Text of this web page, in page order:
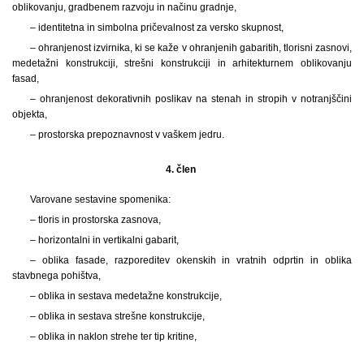
oblikovanju, gradbenem razvoju in načinu gradnje,
– identitetna in simbolna pričevalnost za versko skupnost,
– ohranjenost izvirnika, ki se kaže v ohranjenih gabaritih, tlorisni zasnovi,
medetažni konstrukciji, strešni konstrukciji in arhitekturnem oblikovanju
fasad,
– ohranjenost dekorativnih poslikav na stenah in stropih v notranjščini
objekta,
– prostorska prepoznavnost v vaškem jedru.
4. člen
Varovane sestavine spomenika:
– tloris in prostorska zasnova,
– horizontalni in vertikalni gabarit,
– oblika fasade, razporeditev okenskih in vratnih odprtin in oblika
stavbnega pohištva,
– oblika in sestava medetažne konstrukcije,
– oblika in sestava strešne konstrukcije,
– oblika in naklon strehe ter tip kritine,